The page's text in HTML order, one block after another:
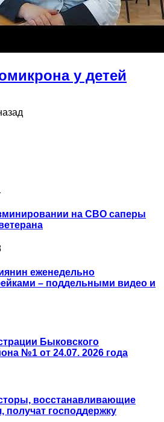
у детей
на СВО саперы
еженедельно
– поддельными видео и
Быковского
№1 от 24.07. 2026 года
восстанавливающие
получат господдержку